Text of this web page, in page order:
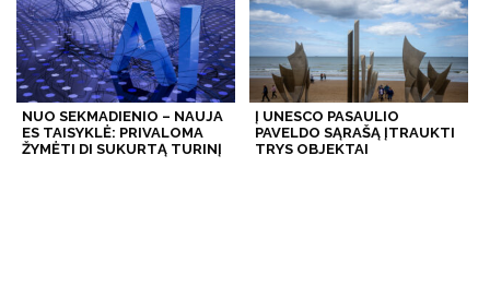
NUO SEKMADIENIO – NAUJA
ES TAISYKLĖ: PRIVALOMA
ŽYMĖTI DI SUKURTĄ TURINĮ
Į UNESCO PASAULIO
PAVELDO SĄRAŠĄ ĮTRAUKTI
TRYS OBJEKTAI